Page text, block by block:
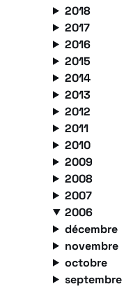
2018
2017
2016
2015
2014
2013
2012
2011
2010
2009
2008
2007
2006
décembre
novembre
octobre
septembre